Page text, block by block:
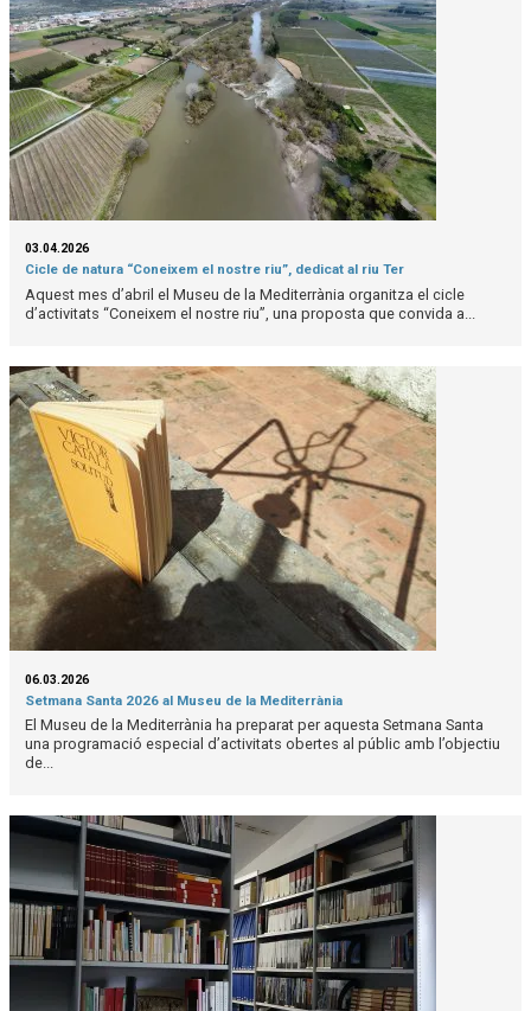
03.04.2026
Cicle de natura “Coneixem el nostre riu”, dedicat al riu Ter
Aquest mes d’abril el Museu de la Mediterrània organitza el cicle
d’activitats “Coneixem el nostre riu”, una proposta que convida a...
06.03.2026
Setmana Santa 2026 al Museu de la Mediterrània
El Museu de la Mediterrània ha preparat per aquesta Setmana Santa
una programació especial d’activitats obertes al públic amb l’objectiu
de...